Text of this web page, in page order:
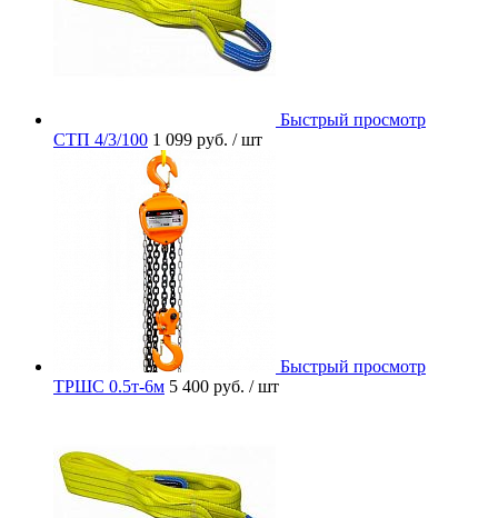
Быстрый просмотр
СТП 4/3/100 1 099 руб. / шт
Быстрый просмотр
ТРШС 0.5т-6м 5 400 руб. / шт